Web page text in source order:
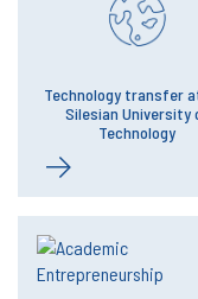
Technology transfer
Silesian University
Technology